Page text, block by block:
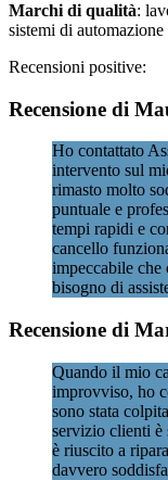
Marchi di qualità:
sistemi di
Recensioni positive:
Recensione di
Ho contattato
intervento sul
rimasto molto
puntuale e
tempi rapidi e
cancello
impeccabile che
bisogno di
Recensione di
Quando il mio
improvviso, ho
sono stata
servizio clienti è
è riuscito a
davvero